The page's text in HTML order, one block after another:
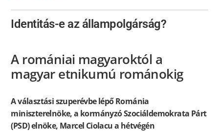
Identitás-e az állampolgárság?
A romániai magyaroktól a
magyar etnikumú románokig
A választási szuperévbe lépő Románia
miniszterelnöke, a kormányzó Szociáldemokrata Párt
(PSD) elnöke, Marcel Ciolacu a hétvégén